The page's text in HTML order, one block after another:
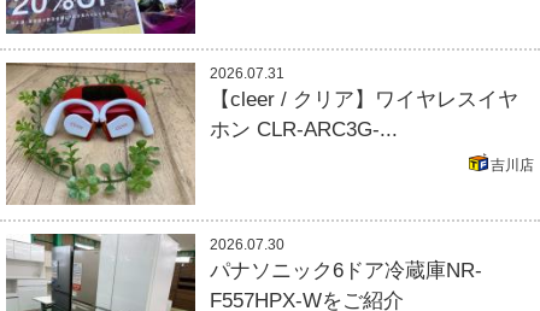
2026.07.31
【cleer / クリア】ワイヤレスイヤ
ホン CLR-ARC3G-...
吉川店
2026.07.30
パナソニック6ドア冷蔵庫NR-
F557HPX-Wをご紹介